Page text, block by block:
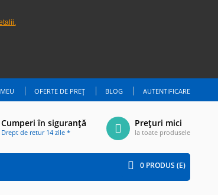
OFERTE DE PREȚ BLOG AUTENTIFICARE
Cumperi în siguranță
Drept de retur 14 zile *
Prețuri mici
la toate produsele
0 PRODUS (E)